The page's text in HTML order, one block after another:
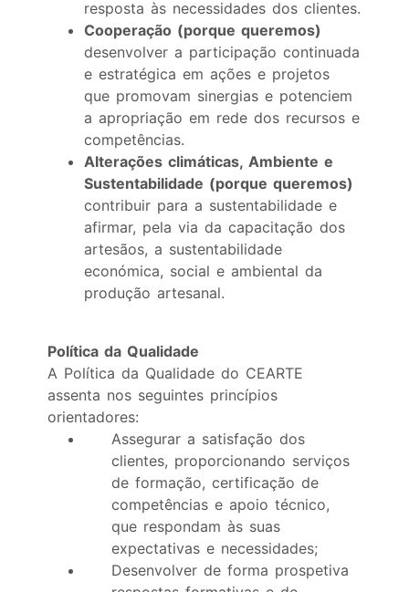
resposta às necessidades dos clientes.
Cooperação (porque queremos)
desenvolver a participação continuada
e estratégica em ações e projetos
que promovam sinergias e potenciem
a apropriação em rede dos recursos e
competências.
Alterações climáticas, Ambiente e
Sustentabilidade (porque queremos)
contribuir para a sustentabilidade e
afirmar, pela via da capacitação dos
artesãos, a sustentabilidade
económica, social e ambiental da
produção artesanal.
Política da Qualidade
A Política da Qualidade do CEARTE
assenta nos seguintes princípios
orientadores:
Assegurar a satisfação dos
clientes, proporcionando serviços
de formação, certificação de
competências e apoio técnico,
que respondam às suas
expectativas e necessidades;
Desenvolver de forma prospetiva